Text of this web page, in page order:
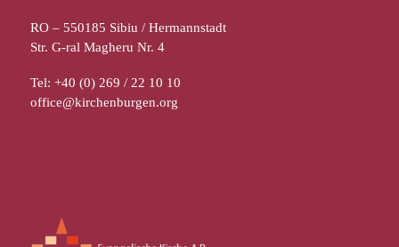
RO – 550185 Sibiu / Hermannstadt
Str. G-ral Magheru Nr. 4
Tel: +40 (0) 269 / 22 10 10
office@kirchenburgen.org